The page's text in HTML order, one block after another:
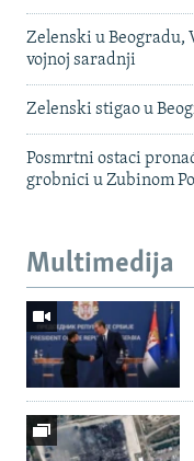
Zelenski u Beogradu,
vojnoj saradnji
Zelenski stigao u
Posmrtni ostaci
grobnici u Zubinom
Multimedija